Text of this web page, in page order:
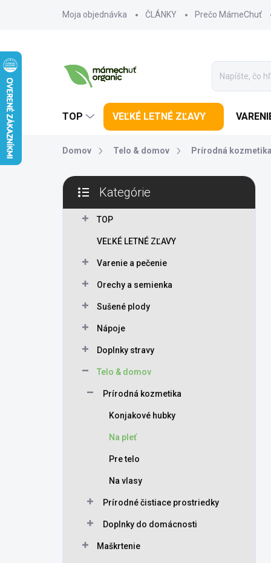
Moja objednávka
ČLÁNKY Prečo MámeChuť
TOP VEĽKÉ LETNÉ ZĽAVY
Domov Telo & domov Prírodná kozmetika
Bočný panel
Preskočiť kategórie
Kategórie
TOP
VEĽKÉ LETNÉ ZĽAVY
Varenie a pečenie
Orechy a semienka
Sušené plody
Nápoje
Doplnky stravy
Telo & domov
Prírodná kozmetika
Konjakové hubky
Na pleť
Pre telo
Na vlasy
Prírodné čistiace prostriedky
Doplnky do domácnosti
Maškrtenie